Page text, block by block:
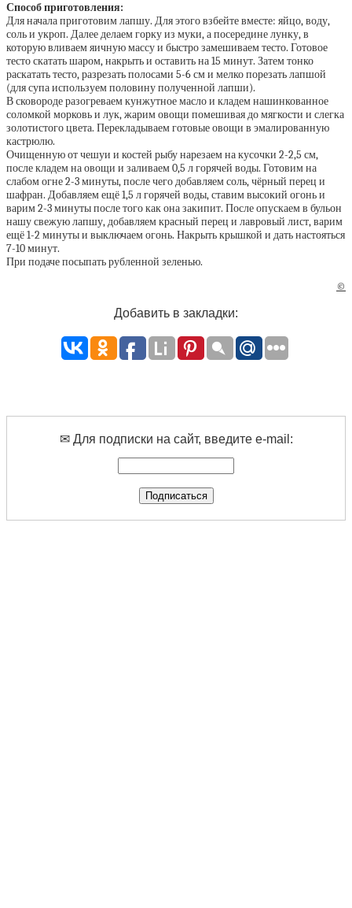
Способ приготовления:
Для начала приготовим лапшу. Для этого взбейте вместе: яйцо, воду,
соль и укроп. Далее делаем горку из муки, а посередине лунку, в
которую вливаем яичную массу и быстро замешиваем тесто. Готовое
тесто скатать шаром, накрыть и оставить на 15 минут. Затем тонко
раскатать тесто, разрезать полосами 5-6 см и мелко порезать лапшой
(для супа используем половину полученной лапши).
В сковороде разогреваем кунжутное масло и кладем нашинкованное
соломкой морковь и лук, жарим овощи помешивая до мягкости и слегка
золотистого цвета. Перекладываем готовые овощи в эмалированную
кастрюлю.
Очищенную от чешуи и костей рыбу нарезаем на кусочки 2-2,5 см,
после кладем на овощи и заливаем 0,5 л горячей воды. Готовим на
слабом огне 2-3 минуты, после чего добавляем соль, чёрный перец и
шафран. Добавляем ещё 1,5 л горячей воды, ставим высокий огонь и
варим 2-3 минуты после того как она закипит. После опускаем в бульон
нашу свежую лапшу, добавляем красный перец и лавровый лист, варим
ещё 1-2 минуты и выключаем огонь. Накрыть крышкой и дать настояться
7-10 минут.
При подаче посыпать рубленной зеленью.
©
Добавить в закладки:
✉ Для подписки на сайт, введите e-mail: